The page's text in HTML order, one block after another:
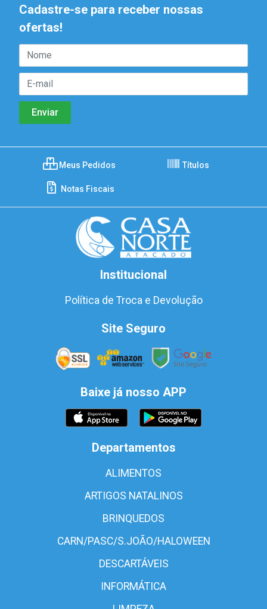
Cadastre-se para receber nossas
ofertas!
Meus Pedidos Títulos
Notas Fiscais
Institucional
Política de Troca e Devolução
Site Seguro
Baixe já nosso APP
Departamentos
ALIMENTOS
ARTIGOS NATALINOS
BRINQUEDOS
CARN/PASC/S.JOÃO/HALOWEEN
DESCARTÁVEIS
INFORMÁTICA